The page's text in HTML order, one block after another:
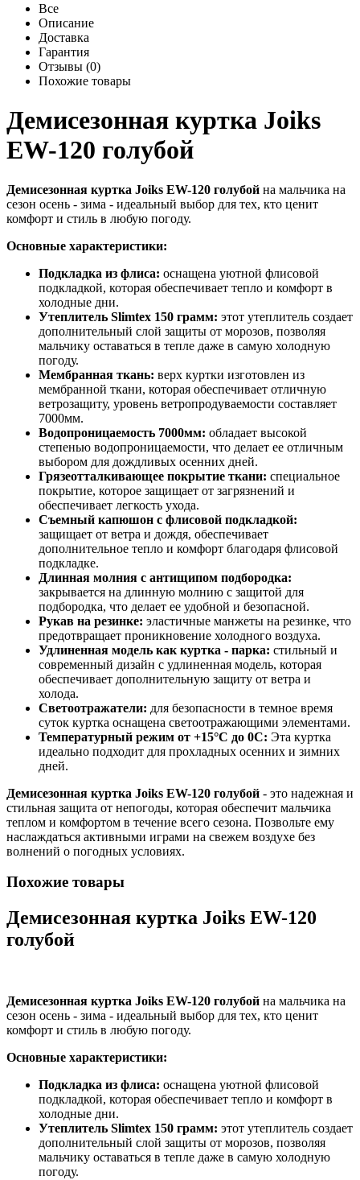
Все
Описание
Доставка
Гарантия
Отзывы (0)
Похожие товары
Демисезонная куртка Joiks
EW-120 голубой
Демисезонная куртка Joiks EW-120 голубой на мальчика на
сезон осень - зима - идеальный выбор для тех, кто ценит
комфорт и стиль в любую погоду.
Основные характеристики:
Подкладка из флиса: оснащена уютной флисовой
подкладкой, которая обеспечивает тепло и комфорт в
холодные дни.
Утеплитель Slimtex 150 грамм: этот утеплитель создает
дополнительный слой защиты от морозов, позволяя
мальчику оставаться в тепле даже в самую холодную
погоду.
Мембранная ткань: верх куртки изготовлен из
мембранной ткани, которая обеспечивает отличную
ветрозащиту, уровень ветропродуваемости составляет
7000мм.
Водопроницаемость 7000мм: обладает высокой
степенью водопроницаемости, что делает ее отличным
выбором для дождливых осенних дней.
Грязеотталкивающее покрытие ткани: специальное
покрытие, которое защищает от загрязнений и
обеспечивает легкость ухода.
Съемный капюшон с флисовой подкладкой:
защищает от ветра и дождя, обеспечивает
дополнительное тепло и комфорт благодаря флисовой
подкладке.
Длинная молния с антищипом подбородка:
закрывается на длинную молнию с защитой для
подбородка, что делает ее удобной и безопасной.
Рукав на резинке: эластичные манжеты на резинке, что
предотвращает проникновение холодного воздуха.
Удлиненная модель как куртка - парка: стильный и
современный дизайн с удлиненная модель, которая
обеспечивает дополнительную защиту от ветра и
холода.
Светоотражатели: для безопасности в темное время
суток куртка оснащена светоотражающими элементами.
Температурный режим от +15°C до 0С: Эта куртка
идеально подходит для прохладных осенних и зимних
дней.
Демисезонная куртка Joiks EW-120 голубой - это надежная и
стильная защита от непогоды, которая обеспечит мальчика
теплом и комфортом в течение всего сезона. Позвольте ему
наслаждаться активными играми на свежем воздухе без
волнений о погодных условиях.
Похожие товары
Демисезонная куртка Joiks EW-120
голубой
Демисезонная куртка Joiks EW-120 голубой на мальчика на
сезон осень - зима - идеальный выбор для тех, кто ценит
комфорт и стиль в любую погоду.
Основные характеристики:
Подкладка из флиса: оснащена уютной флисовой
подкладкой, которая обеспечивает тепло и комфорт в
холодные дни.
Утеплитель Slimtex 150 грамм: этот утеплитель создает
дополнительный слой защиты от морозов, позволяя
мальчику оставаться в тепле даже в самую холодную
погоду.